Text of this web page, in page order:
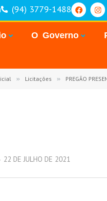
(94) 3779-1488
O Governo
» Licitações » PREGÃO
22 DE JULHO DE 2021